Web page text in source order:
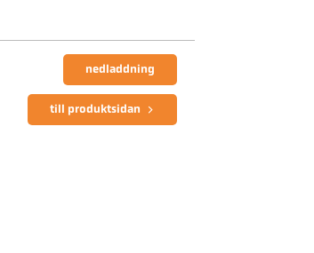
nedladdning
till produktsidan